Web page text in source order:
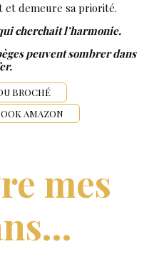
et demeure sa priorité.
cherchait l’harmonie.
peuvent sombrer dans
BROCHÉ
AMAZON
mes